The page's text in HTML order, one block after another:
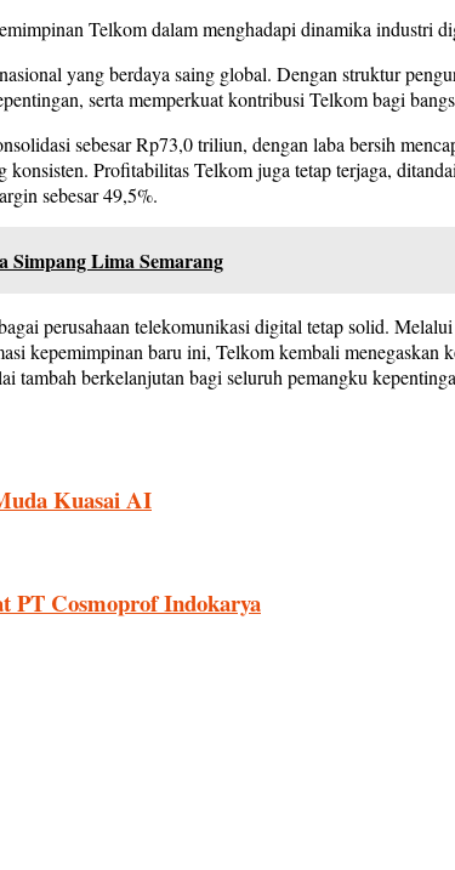
Telkom dalam menghadapi dinamika industri
yang berdaya saing global. Dengan struktur
serta memperkuat kontribusi Telkom bagi
sebesar Rp73,0 triliun, dengan laba bersih
Profitabilitas Telkom juga tetap terjaga,
sebesar 49,5%.
Simpang Lima Semarang
perusahaan telekomunikasi digital tetap solid.
kepemimpinan baru ini, Telkom kembali
tambah berkelanjutan bagi seluruh pemangku
Kuasai AI
PT Cosmoprof Indokarya